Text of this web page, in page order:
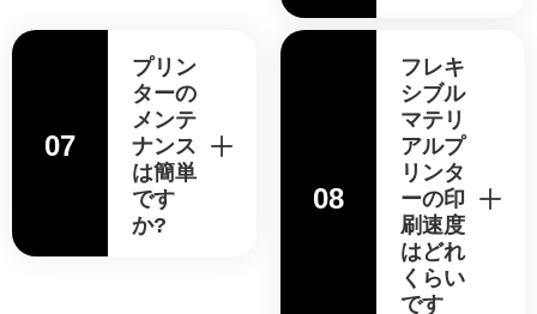
07
プリン
ターの
メンテ
ナンス
は簡単
です
か?
08
フレキ
シブル
マテリ
アルプ
リンタ
ーの印
刷速度
はどれ
くらい
です